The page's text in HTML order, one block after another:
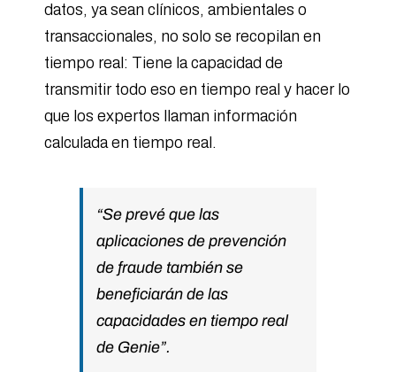
datos, ya sean clínicos, ambientales o
transaccionales, no solo se recopilan en
tiempo real: Tiene la capacidad de
transmitir todo eso en tiempo real y hacer lo
que los expertos llaman información
calculada en tiempo real.
“Se prevé que las
aplicaciones de prevención
de fraude también se
beneficiarán de las
capacidades en tiempo real
de Genie”.